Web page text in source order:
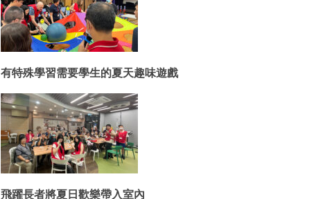
有特殊學習需要學生的夏天趣味遊戲
飛躍長者將夏日歡樂帶入室內